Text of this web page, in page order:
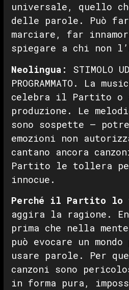
universale, quello
delle parole. Può
marciare, far
spiegare a chi non
Neolingua:
STIMOLO
PROGRAMMATO. La
celebra il Partito o
produzione. Le
sono sospette —
emozioni non
cantano ancora
Partito le tollera
innocue.
Perché il Partito lo
aggira la ragione.
prima che nella
può evocare un
usare parole. Per
canzoni sono
in forma pura,